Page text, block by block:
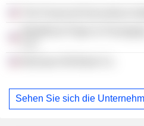
Sehen Sie sich die